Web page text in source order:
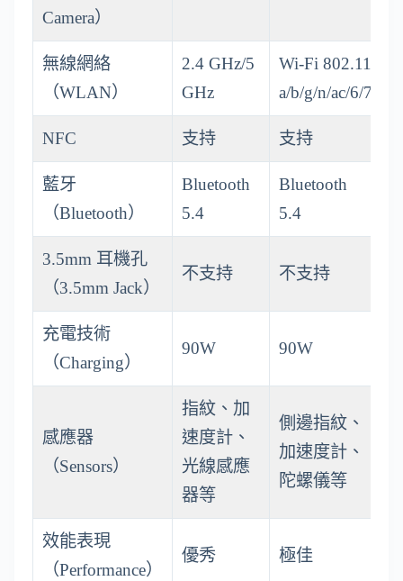
Camera）
無線網絡
（WLAN）
2.4 GHz/5
GHz
Wi-Fi 802.11
a/b/g/n/ac/6/7
NFC 支持 支持
藍牙
（Bluetooth）
Bluetooth
5.4
Bluetooth
5.4
3.5mm 耳機孔
（3.5mm Jack）
不支持 不支持
充電技術
（Charging）
90W 90W
感應器
（Sensors）
指紋、加
速度計、
光線感應
器等
側邊指紋、
加速度計、
陀螺儀等
效能表現
（Performance）
優秀 極佳